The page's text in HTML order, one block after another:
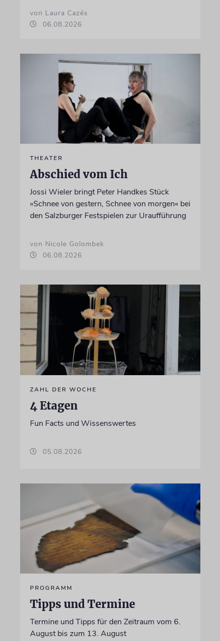
von Laura Cazés
06.08.2026
THEATER
Abschied vom Ich
Jossi Wieler bringt Peter Handkes Stück
»Schnee von gestern, Schnee von morgen« bei
den Salzburger Festspielen zur Uraufführung
von Nicole Golombek
06.08.2026
ZAHL DER WOCHE
4 Etagen
Fun Facts und Wissenswertes
05.08.2026
PROGRAMM
Tipps und Termine
Termine und Tipps für den Zeitraum vom 6.
August bis zum 13. August